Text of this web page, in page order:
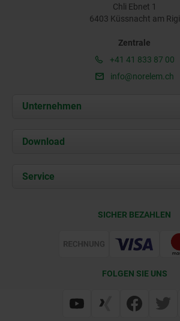
Chli Ebnet 1
6403 Küssnacht am Rigi
Zentrale
+41 41 833 87 00
info@norelem.ch
Unternehmen
Über uns
Kontakt
Download
Service
SICHER BEZAHLEN
FOLGEN SIE UNS